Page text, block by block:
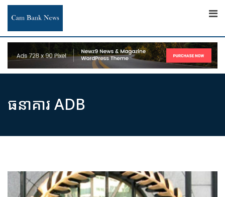
Skip
content
ធនាគារ ADB